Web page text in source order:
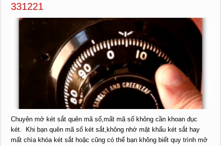
331221
Chuyên mở két sắt quên mã số,mất mã số không cần khoan đục
két. Khi bạn quên mã số két sắt,không nhớ mật khẩu két sắt hay
mất chìa khóa két sắt hoặc cũng có thể bạn không biết quy trình mở